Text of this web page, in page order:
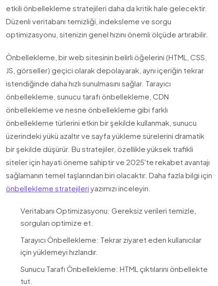
etkili önbellekleme stratejileri daha da kritik hale gelecektir.
Düzenli veritabanı temizliği, indeksleme ve sorgu
optimizasyonu, sitenizin genel hızını önemli ölçüde artırabilir.
Önbellekleme, bir web sitesinin belirli öğelerini (HTML, CSS,
JS, görseller) geçici olarak depolayarak, aynı içeriğin tekrar
istendiğinde daha hızlı sunulmasını sağlar. Tarayıcı
önbellekleme, sunucu tarafı önbellekleme, CDN
önbellekleme ve nesne önbellekleme gibi farklı
önbellekleme türlerini etkin bir şekilde kullanmak, sunucu
üzerindeki yükü azaltır ve sayfa yükleme sürelerini dramatik
bir şekilde düşürür. Bu stratejiler, özellikle yüksek trafikli
siteler için hayati öneme sahiptir ve 2025'te rekabet avantajı
sağlamanın temel taşlarından biri olacaktır. Daha fazla bilgi için
önbellekleme stratejileri yazımızı inceleyin.
Veritabanı Optimizasyonu: Gereksiz verileri temizle,
sorguları optimize et.
Tarayıcı Önbellekleme: Tekrar ziyaret eden kullanıcılar
için yüklemeyi hızlandır.
Sunucu Tarafı Önbellekleme: HTML çıktılarını önbellekte
tut.